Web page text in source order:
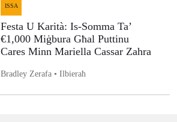
ISSA
Festa U Karità: Is-Somma Ta’
€1,000 Miġbura Għal Puttinu
Cares Minn Mariella Cassar Zahra
Bradley Zerafa • Ilbieraħ